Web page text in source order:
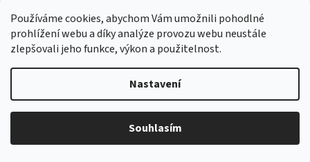
Používáme cookies, abychom Vám umožnili pohodlné
prohlížení webu a díky analýze provozu webu neustále
zlepšovali jeho funkce, výkon a použitelnost.
Nastavení
Souhlasím
Odebírat newsletter
Vložte svůj e-mail a my vám budeme zasílat informace o nových
produktech na našem e-shopu.